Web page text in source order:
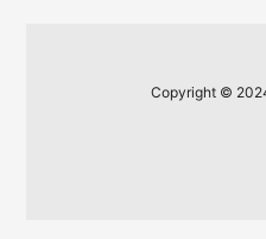
Copyright ©